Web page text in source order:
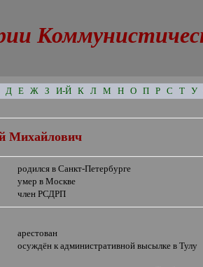
Д Е Ж З И-Й К Л М Н О П Р С Т У
Михайлович
родился в Санкт-Петербурге
умер в Москве
член РСДРП
арестован
осуждён к административной высылке в Тулу